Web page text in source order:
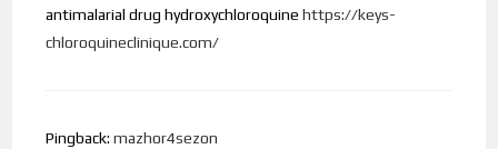
antimalarial drug hydroxychloroquinehttps://keys-
chloroquineclinique.com/
Pingback:mazhor4sezon